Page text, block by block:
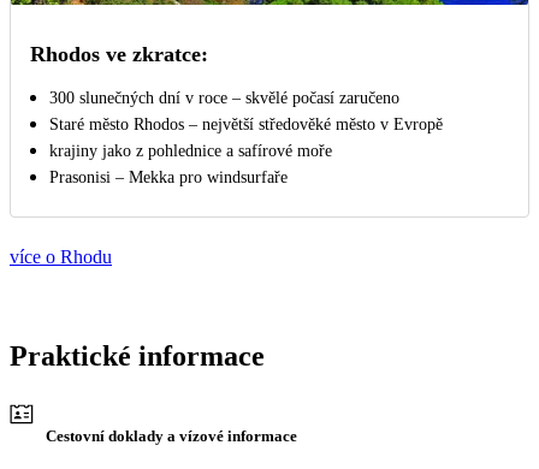
Rhodos ve zkratce:
300 slunečných dní v roce – skvělé počasí zaručeno
Staré město Rhodos – největší středověké město v Evropě
krajiny jako z pohlednice a safírové moře
Prasonisi – Mekka pro windsurfaře
více o Rhodu
Praktické informace
Cestovní doklady a vízové informace